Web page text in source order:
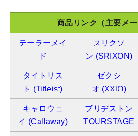
商品リンク（主要メー
テーラーメイ
ド
スリクソ
ン (SRIXON)
タイトリス
ト (Titleist)
ゼクシ
オ (XXIO)
キャロウェ
イ (Callaway)
ブリヂストン
TOURSTAGE